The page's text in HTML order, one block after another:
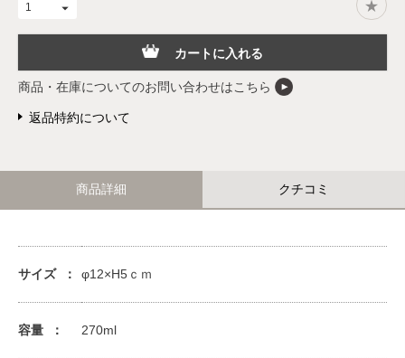
カートに入れる
商品・在庫についてのお問い合わせはこちら
返品特約について
商品詳細 クチコミ
サイズ φ12×H5ｃｍ
容量 270ml